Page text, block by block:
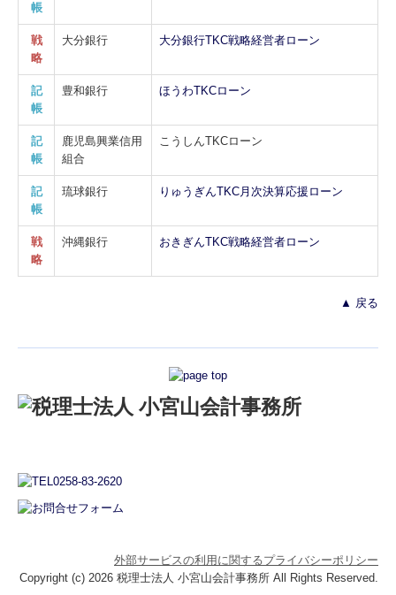
帳
戦
略
大分銀行 大分銀行TKC戦略経営者ローン
記
帳
豊和銀行 ほうわTKCローン
記
帳
鹿児島興業信用
組合
こうしんTKCローン
記
帳
琉球銀行 りゅうぎんTKC月次決算応援ローン
戦
略
沖縄銀行 おきぎんTKC戦略経営者ローン
▲ 戻る
外部サービスの利用に関するプライバシーポリシー
Copyright (c) 2026 税理士法人 小宮山会計事務所 All Rights Reserved.